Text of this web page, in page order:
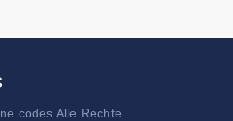
Alle Rechte